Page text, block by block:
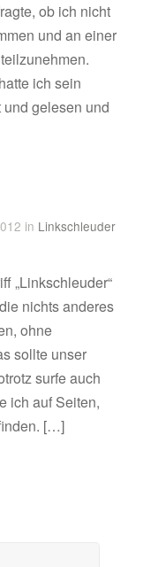
ob ich nicht
und an einer
ich sein
und gelesen und
in Linkschleuder
„Linkschleuder“
nichts anderes
ohne
sollte unser
surfe auch
ich auf Seiten,
[…]